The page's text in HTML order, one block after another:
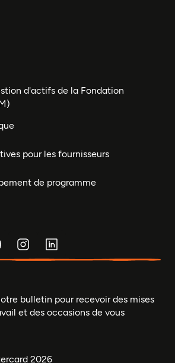
d'actifs de la Fondation
pour les fournisseurs
de programme
bulletin pour recevoir des mises
et des occasions de vous
2026